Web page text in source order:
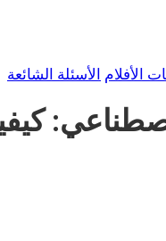
الأفلام الأسئلة الشائعة